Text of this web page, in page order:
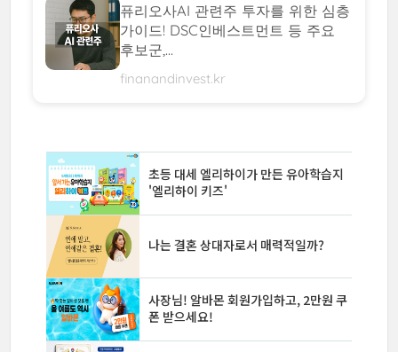
퓨리오사AI 관련주 투자를 위한 심층
가이드! DSC인베스트먼트 등 주요
후보군,...
finanandinvest.kr